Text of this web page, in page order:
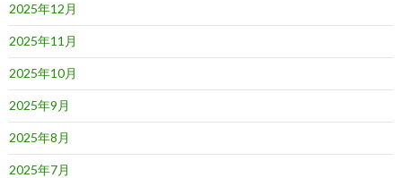
2025年12月
2025年11月
2025年10月
2025年9月
2025年8月
2025年7月